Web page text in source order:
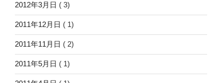
2012年3月日 ( 3)
2011年12月日 ( 1)
2011年11月日 ( 2)
2011年5月日 ( 1)